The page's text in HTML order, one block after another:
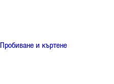
Пробиване и къртене